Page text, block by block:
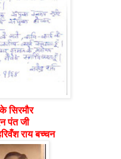
सिरमौर
पंत जी
राय बच्चन